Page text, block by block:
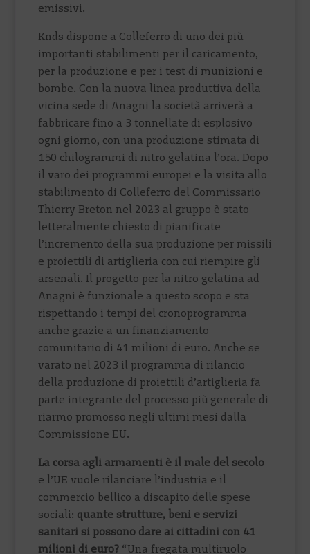
emissivi.
Knds dispone a Colleferro di uno dei più
importanti stabilimenti per il caricamento,
per la produzione e per i test di munizioni e
bombe. Con la nuova linea produttiva della
vicina sede di Anagni la società arriverà a
fabbricare fino a 3 tonnellate di esplosivo
ogni giorno, con una produzione stimata di
150 chilogrammi di nitro gelatina l’ora. Dopo
il varo dei programmi europei e la visita allo
stabilimento di Colleferro del Commissario
Thierry Breton nel 2023 al gruppo è stato
letteralmente chiesto di pianificate
l’incremento della sua produzione per missili
e proiettili di artiglieria con cui riempire gli
arsenali. Il progetto per la nitro gelatina ad
Anagni è funzionale a questo scopo e sta
rispettando i tempi del cronoprogramma
anche grazie a un finanziamento
comunitario di 41 milioni di euro. Anche se
varato nel 2023 il programma di rilancio
della produzione di proiettili d’artiglieria fa
parte integrante del processo più generale di
riarmo promosso negli ultimi mesi dalla
Commissione EU.
La corsa agli armamenti è il male del secolo
e l’UE vuole rilanciare l’industria e il
commercio bellico a discapito delle spese
sociali: quante strutture, beni e servizi
sanitari si possono dare ai cittadini con 41
milioni di euro? “Una fregata multiruolo